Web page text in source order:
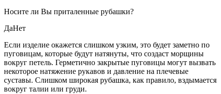
Носите ли Вы приталенные рубашки?
ДаНет
Если изделие окажется слишком узким, это будет заметно по
пуговицам, которые будут натянуты, что создаст морщины
вокруг петель. Герметично закрытые пуговицы могут вызвать
некоторое натяжение рукавов и давление на плечевые
суставы. Слишком широкая рубашка, как правило, вздымается
вокруг талии или груди.